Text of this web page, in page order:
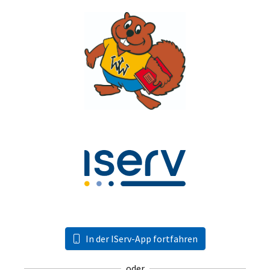
In der IServ-App fortfahren